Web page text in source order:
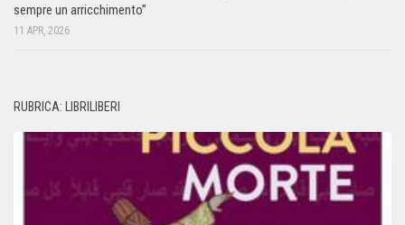
sempre un arricchimento”
11 APR, 2026
RUBRICA: LIBRILIBERI